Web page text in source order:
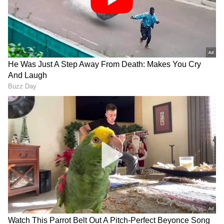
DOWNLOAD APP
ಕನ್ನಡ ಸಿನಿಮಾ (
ಕಾರ್ಯಕ್ರಮಗಳು (Kannada TV Shows), ಸೆಲೆಬ್ರಿಟಿ
ಸುದ್ದಿಗಳು ಮತ್ತು ಇತ್ತೀಚಿನ ಸುದ್ದಿಗಳಿಗಾಗಿ ಏಷ್ಯಾನೆಟ್
ಸುವರ್ಣ ನ್ಯೂಸ್‌ನಲ್ಲಿ ಮನರಂಜನಾ ವಿಭಾಗ ನೋಡಿ.
ಸಿನಿಮಾ ವಿಮರ್ಶೆಗಳು (Kannada Movies Review),
ತಾರೆಯರ ಸಂದರ್ಶನಗಳು, ಧಾರಾವಾಹಿ ಅಪ್‌ಡೇಟ್ಸ್‌,
ತೆರೆಮರೆಯ ಕಥೆಗಳು, OTT ರಿಲೀಸ್‌ಗಳ ಬಗ್ಗೆ
ಮಾಹಿತಿಯೂ ಇಲ್ಲಿದೆ.